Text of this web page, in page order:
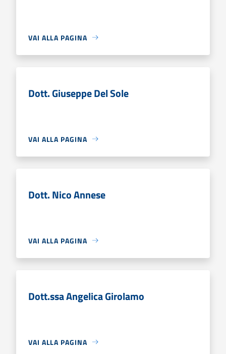
VAI ALLA PAGINA
Dott. Giuseppe Del Sole
VAI ALLA PAGINA
Dott. Nico Annese
VAI ALLA PAGINA
Dott.ssa Angelica Girolamo
VAI ALLA PAGINA